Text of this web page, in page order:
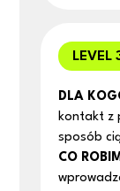
LEVEL
DLA
kontakt z
sposób
CO